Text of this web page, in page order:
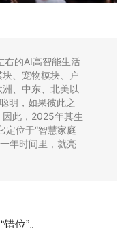
右的AI高智能生活
、宠物模块、户
、中东、北美以
明，如果彼此之
因此，2025年其生
定位于“智慧家庭
年时间里，就亮
“错位”。